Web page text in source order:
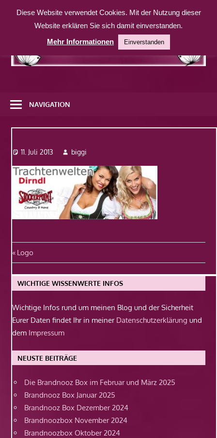
Inhalt
weitere
Website
NAVIGATION
11. Juli 2013 biggi
Beitragsnavigation
Vorheriger
Beitrag:
Logo
WICHTIGE WISSENWERTE INFOS
Wichtige Infos rund um meinen Blog und der Sicherheit
Eurer Daten findet Ihr in meiner Datenschutzerklärung und
dem Impressum
NEUSTE BEITRÄGE
Die Brandnooz Box im Februar und März 2025
Brandnooz Box Januar 2025
Brandnooz Box Dezember 2024
Brandnoozbox November 2024
Brandnoozbox Oktober 2024
Diese Website verwendet Cookies. Mit der Nutzung dieser
Website erklären Sie sich damit einverstanden.
Mehr Informationen
Einverstanden